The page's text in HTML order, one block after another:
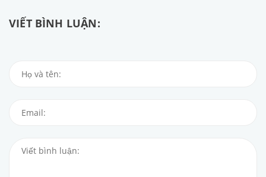
VIẾT BÌNH LUẬN: